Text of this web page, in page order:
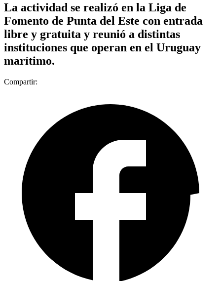
La actividad se realizó en la Liga de
Fomento de Punta del Este con entrada
libre y gratuita y reunió a distintas
instituciones que operan en el Uruguay
marítimo.
Compartir: